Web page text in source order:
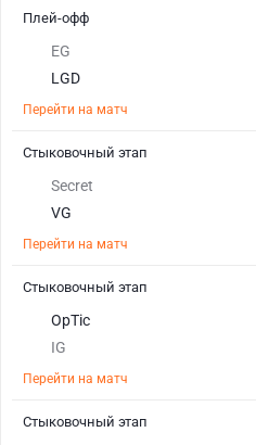
EG
LGD
Перейти на матч
Плей-офф
Secret
VG
Перейти на матч
Стыковочный этап
OpTic
IG
Перейти на матч
Стыковочный этап
Стыковочный этап